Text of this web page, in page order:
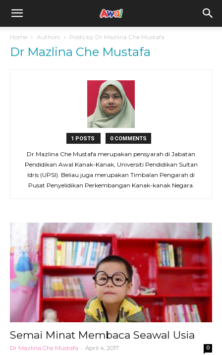
awal.my
Home Authors Posts by Dr Mazlina Che Mustafa
Dr Mazlina Che Mustafa
1 POSTS 0 COMMENTS
Dr Mazlina Che Mustafa merupakan pensyarah di Jabatan
Pendidikan Awal Kanak-Kanak, Universiti Pendidikan Sultan
Idris (UPSI). Beliau juga merupakan Timbalan Pengarah di
Pusat Penyelidikan Perkembangan Kanak-kanak Negara.
Semai Minat Membaca Seawal Usia
Dr Mazlina Che Mustafa - April 4, 2017 0